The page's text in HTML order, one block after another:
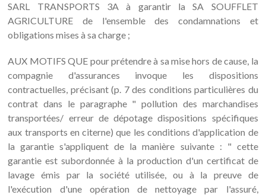
SARL TRANSPORTS 3A à garantir la SA SOUFFLET
AGRICULTURE de l'ensemble des condamnations et
obligations mises à sa charge ;
AUX MOTIFS QUE pour prétendre à sa mise hors de cause, la
compagnie d'assurances invoque les dispositions
contractuelles, précisant (p. 7 des conditions particulières du
contrat dans le paragraphe " pollution des marchandises
transportées/ erreur de dépotage dispositions spécifiques
aux transports en citerne) que les conditions d'application de
la garantie s'appliquent de la manière suivante : " cette
garantie est subordonnée à la production d'un certificat de
lavage émis par la société utilisée, ou à la preuve de
l'exécution d'une opération de nettoyage par l'assuré,